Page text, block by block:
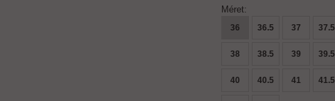
Méret:
36 36.5 37 37.5
38 38.5 39 39.5
40 40.5 41 41.5